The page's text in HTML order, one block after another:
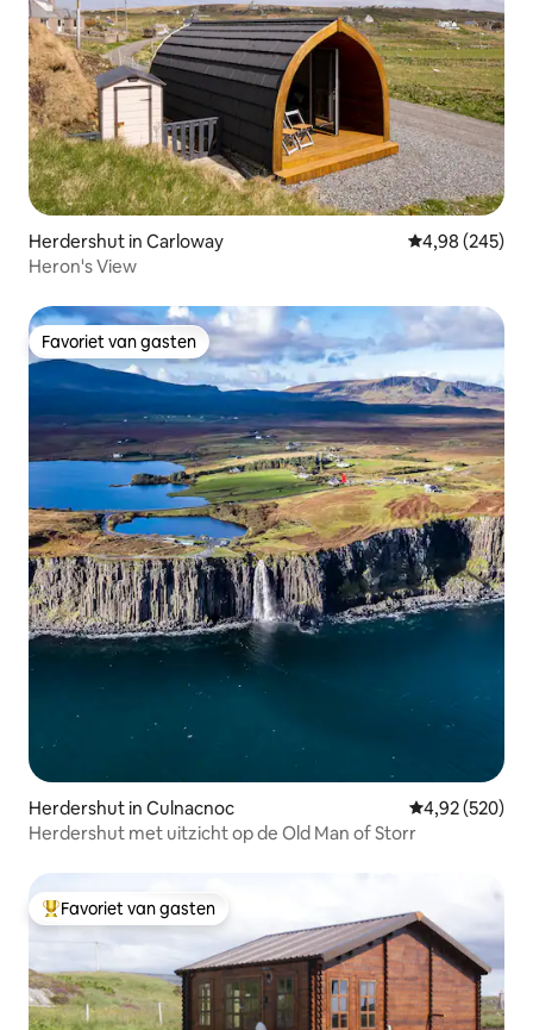
Herdershut in Carloway Gemiddelde
4,98 (245)
Heron's View
Favoriet van gasten
Favoriet van gasten
Herdershut in Culnacnoc Gemiddelde
4,92 (520)
Herdershut met uitzicht op de Old Man of Storr
Topfavoriet van gasten
Favoriet van gasten